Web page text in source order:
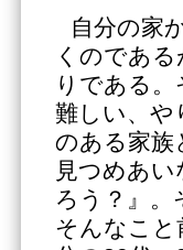
自分の家
くのであ
りである
難しい、や
のある家族
見つめあ
ろう？』
そんなこ